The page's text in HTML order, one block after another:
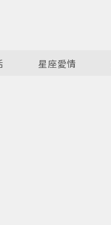
星座愛情